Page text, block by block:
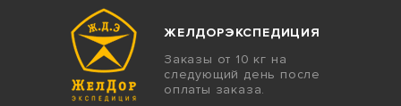
ЖЕЛДОРЭКСПЕДИЦИЯ
Заказы от 10 кг на
следующий день после
оплаты заказа.